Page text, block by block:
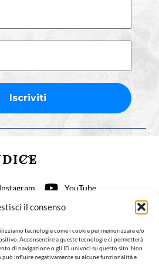
il consenso
tecnologie come i cookie per memorizzare e/o
Acconsentire a queste tecnologie ci permetterà
di navigazione o gli ID univoci su questo sito. Non
può influire negativamente su alcune funzionalità e
Back
Top
Instagram YouTube
Articoli
Biografia